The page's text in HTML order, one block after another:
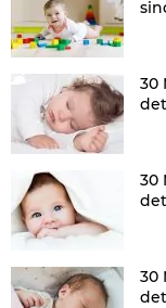
30
30
30